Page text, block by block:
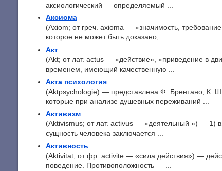
аксиологический — определяемый ...
Аксиома
(Axiom; от греч. axioma — «значимость,
которое не может быть доказано, ...
Акт
(Akt; от лат. actus — «действие», «приведение в
временем, имеющий качественную ...
Акта психология
(Aktpsychologie) — представлена Ф. Брентано, К.
которые при анализе душевных переживаний ...
Активизм
(Aktivismus; от лат. activus — «деятельный ») — 1)
сущность человека заключается ...
Активность
(Aktivitat; от фр. activite — «сила действия») —
поведение. Противоположность — ...